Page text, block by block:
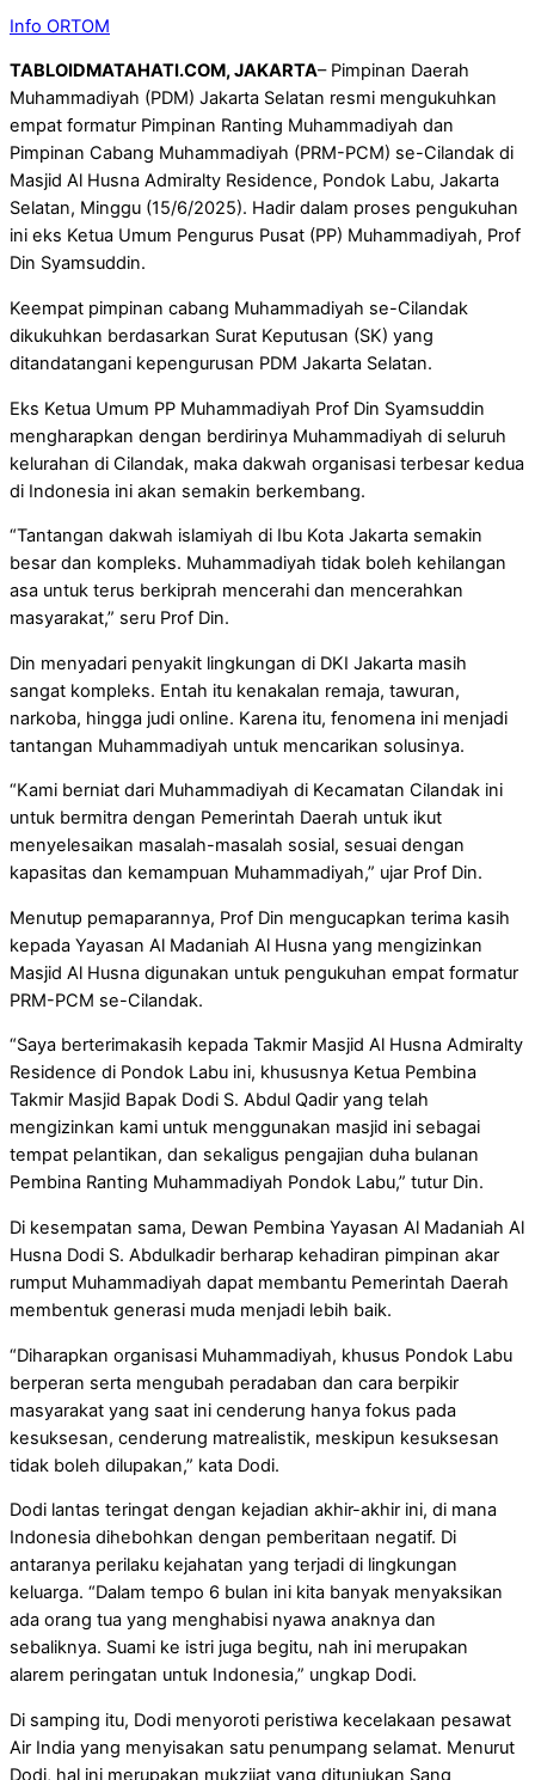
Info ORTOM
TABLOIDMATAHATI.COM, JAKARTA– Pimpinan Daerah
Muhammadiyah (PDM) Jakarta Selatan resmi mengukuhkan
empat formatur Pimpinan Ranting Muhammadiyah dan
Pimpinan Cabang Muhammadiyah (PRM-PCM) se-Cilandak di
Masjid Al Husna Admiralty Residence, Pondok Labu, Jakarta
Selatan, Minggu (15/6/2025). Hadir dalam proses pengukuhan
ini eks Ketua Umum Pengurus Pusat (PP) Muhammadiyah, Prof
Din Syamsuddin.
Keempat pimpinan cabang Muhammadiyah se-Cilandak
dikukuhkan berdasarkan Surat Keputusan (SK) yang
ditandatangani kepengurusan PDM Jakarta Selatan.
Eks Ketua Umum PP Muhammadiyah Prof Din Syamsuddin
mengharapkan dengan berdirinya Muhammadiyah di seluruh
kelurahan di Cilandak, maka dakwah organisasi terbesar kedua
di Indonesia ini akan semakin berkembang.
“Tantangan dakwah islamiyah di Ibu Kota Jakarta semakin
besar dan kompleks. Muhammadiyah tidak boleh kehilangan
asa untuk terus berkiprah mencerahi dan mencerahkan
masyarakat,” seru Prof Din.
Din menyadari penyakit lingkungan di DKI Jakarta masih
sangat kompleks. Entah itu kenakalan remaja, tawuran,
narkoba, hingga judi online. Karena itu, fenomena ini menjadi
tantangan Muhammadiyah untuk mencarikan solusinya.
“Kami berniat dari Muhammadiyah di Kecamatan Cilandak ini
untuk bermitra dengan Pemerintah Daerah untuk ikut
menyelesaikan masalah-masalah sosial, sesuai dengan
kapasitas dan kemampuan Muhammadiyah,” ujar Prof Din.
Menutup pemaparannya, Prof Din mengucapkan terima kasih
kepada Yayasan Al Madaniah Al Husna yang mengizinkan
Masjid Al Husna digunakan untuk pengukuhan empat formatur
PRM-PCM se-Cilandak.
“Saya berterimakasih kepada Takmir Masjid Al Husna Admiralty
Residence di Pondok Labu ini, khususnya Ketua Pembina
Takmir Masjid Bapak Dodi S. Abdul Qadir yang telah
mengizinkan kami untuk menggunakan masjid ini sebagai
tempat pelantikan, dan sekaligus pengajian duha bulanan
Pembina Ranting Muhammadiyah Pondok Labu,” tutur Din.
Di kesempatan sama, Dewan Pembina Yayasan Al Madaniah Al
Husna Dodi S. Abdulkadir berharap kehadiran pimpinan akar
rumput Muhammadiyah dapat membantu Pemerintah Daerah
membentuk generasi muda menjadi lebih baik.
“Diharapkan organisasi Muhammadiyah, khusus Pondok Labu
berperan serta mengubah peradaban dan cara berpikir
masyarakat yang saat ini cenderung hanya fokus pada
kesuksesan, cenderung matrealistik, meskipun kesuksesan
tidak boleh dilupakan,” kata Dodi.
Dodi lantas teringat dengan kejadian akhir-akhir ini, di mana
Indonesia dihebohkan dengan pemberitaan negatif. Di
antaranya perilaku kejahatan yang terjadi di lingkungan
keluarga. “Dalam tempo 6 bulan ini kita banyak menyaksikan
ada orang tua yang menghabisi nyawa anaknya dan
sebaliknya. Suami ke istri juga begitu, nah ini merupakan
alarem peringatan untuk Indonesia,” ungkap Dodi.
Di samping itu, Dodi menyoroti peristiwa kecelakaan pesawat
Air India yang menyisakan satu penumpang selamat. Menurut
Dodi, hal ini merupakan mukzijat yang ditunjukan Sang